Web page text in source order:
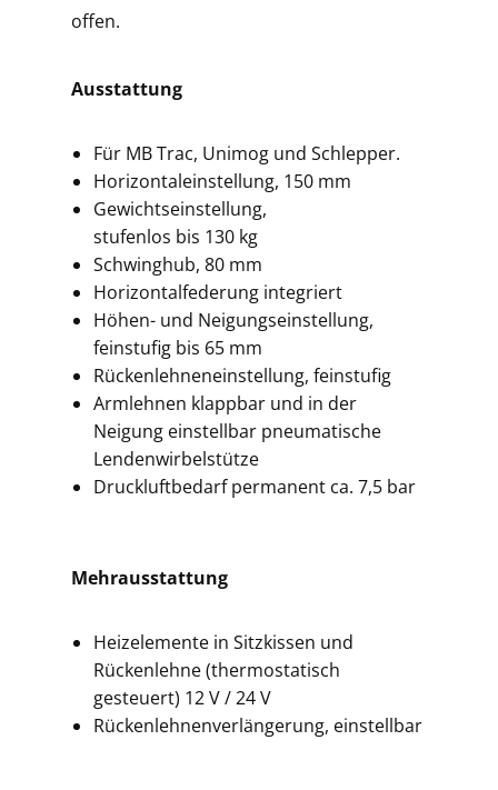
offen.
Ausstattung
Für MB Trac, Unimog und Schlepper.
Horizontaleinstellung, 150 mm
Gewichtseinstellung,
stufenlos bis 130 kg
Schwinghub, 80 mm
Horizontalfederung integriert
Höhen- und Neigungseinstellung,
feinstufig bis 65 mm
Rückenlehneneinstellung, feinstufig
Armlehnen klappbar und in der
Neigung einstellbar pneumatische
Lendenwirbelstütze
Druckluftbedarf permanent ca. 7,5 bar
Mehrausstattung
Heizelemente in Sitzkissen und
Rückenlehne (thermostatisch
gesteuert) 12 V / 24 V
Rückenlehnenverlängerung, einstellbar